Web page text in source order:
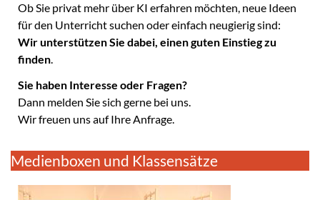
Ob Sie privat mehr über KI erfahren möchten, neue Ideen
für den Unterricht suchen oder einfach neugierig sind:
Wir unterstützen Sie dabei, einen guten Einstieg zu
finden.
Sie haben Interesse oder Fragen?
Dann melden Sie sich gerne bei uns.
Wir freuen uns auf Ihre Anfrage.
Medienboxen und Klassensätze